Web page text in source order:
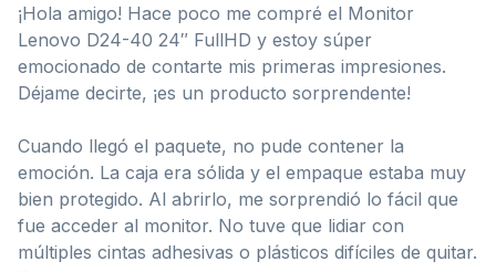
¡Hola amigo! Hace poco me compré el Monitor
Lenovo D24-40 24″ FullHD y estoy súper
emocionado de contarte mis primeras impresiones.
Déjame decirte, ¡es un producto sorprendente!
Cuando llegó el paquete, no pude contener la
emoción. La caja era sólida y el empaque estaba muy
bien protegido. Al abrirlo, me sorprendió lo fácil que
fue acceder al monitor. No tuve que lidiar con
múltiples cintas adhesivas o plásticos difíciles de quitar.